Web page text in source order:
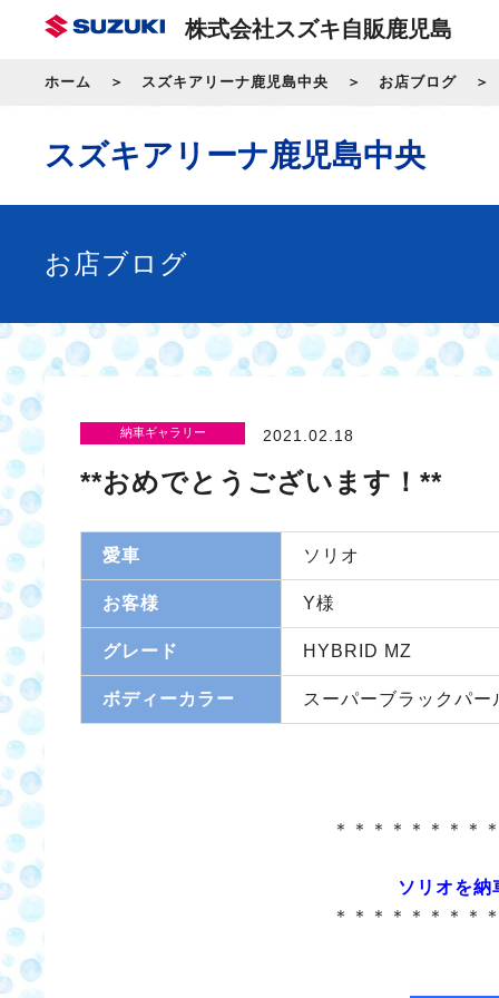
株式会社スズキ自販鹿児島
ホーム スズキアリーナ鹿児島中央 お店ブログ
スズキアリーナ鹿児島中央
お店ブログ
納車ギャラリー 2021.02.18
**おめでとうございます！**
愛車 ソリオ
お客様 Y様
グレード HYBRID MZ
ボディーカラー スーパーブラックパー
＊＊＊＊＊＊＊＊
ソリオを
＊＊＊＊＊＊＊＊